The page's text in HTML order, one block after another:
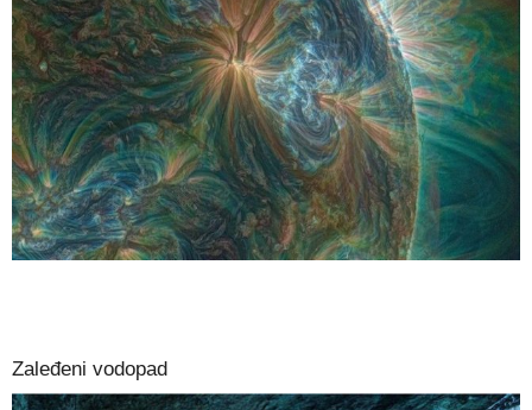
Zaleđeni vodopad